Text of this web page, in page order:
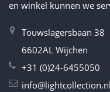
en winkel kunnen we
Touwslagersbaan 38
6602AL Wijchen
+31 (0)24-6455050
info@lightcollection.nl